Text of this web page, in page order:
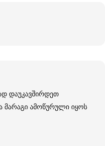
დაუკავშირდეთ
ამოწურული იყოს